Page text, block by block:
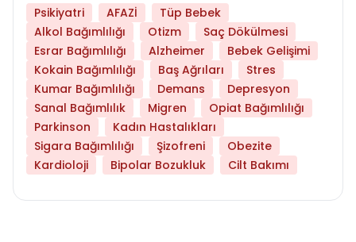
Psikiyatri AFAZİ
Tüp Bebek
Alkol Bağımlılığı
Otizm
Saç Dökülmesi
Esrar Bağımlılığı
Alzheimer
Bebek Gelişimi
Kokain Bağımlılığı
Baş Ağrıları
Stres
Kumar Bağımlılığı
Demans
Depresyon
Sanal Bağımlılık
Migren
Opiat Bağımlılığı
Parkinson
Kadın Hastalıkları
Sigara Bağımlılığı
Şizofreni
Obezite
Kardioloji
Bipolar Bozukluk Cilt Bakımı